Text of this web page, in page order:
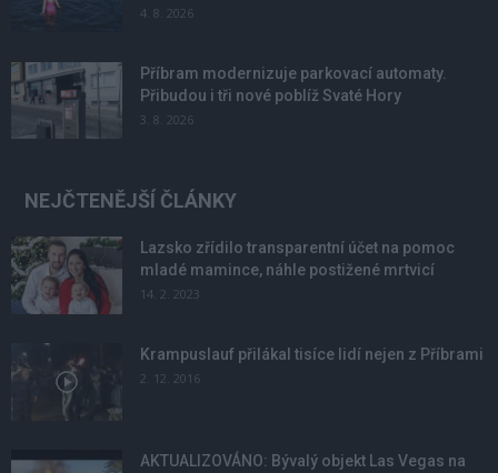
4. 8. 2026
Příbram modernizuje parkovací automaty.
Přibudou i tři nové poblíž Svaté Hory
3. 8. 2026
NEJČTENĚJŠÍ ČLÁNKY
Lazsko zřídilo transparentní účet na pomoc
mladé mamince, náhle postižené mrtvicí
14. 2. 2023
Krampuslauf přilákal tisíce lidí nejen z Příbrami
2. 12. 2016
AKTUALIZOVÁNO: Bývalý objekt Las Vegas na